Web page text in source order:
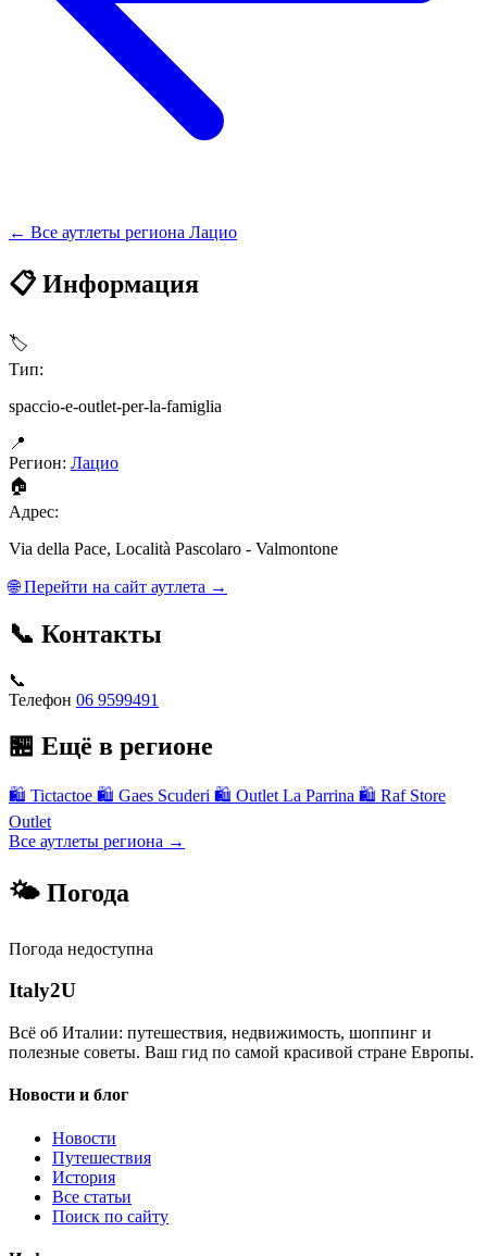
← Все аутлеты региона Лацио
📋 Информация
🏷
Тип:
spaccio-e-outlet-per-la-famiglia
📍
Регион: Лацио
🏠
Адрес:
Via della Pace, Località Pascolaro - Valmontone
🌐 Перейти на сайт аутлета →
📞 Контакты
📞
Телефон 06 9599491
🏪 Ещё в регионе
🛍 Tictactoe 🛍 Gaes Scuderi 🛍 Outlet La Parrina 🛍 Raf Store
Outlet
Все аутлеты региона →
🌤 Погода
Погода недоступна
Italy2U
Всё об Италии: путешествия, недвижимость, шоппинг и
полезные советы. Ваш гид по самой красивой стране Европы.
Новости и блог
Новости
Путешествия
История
Все статьи
Поиск по сайту